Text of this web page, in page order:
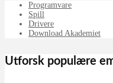
Programvare
Spill
Drivere
Download Akademiet
Utforsk populære